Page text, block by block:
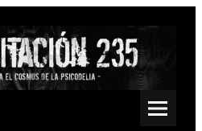
Sludge, Fuzz, Space, Drone